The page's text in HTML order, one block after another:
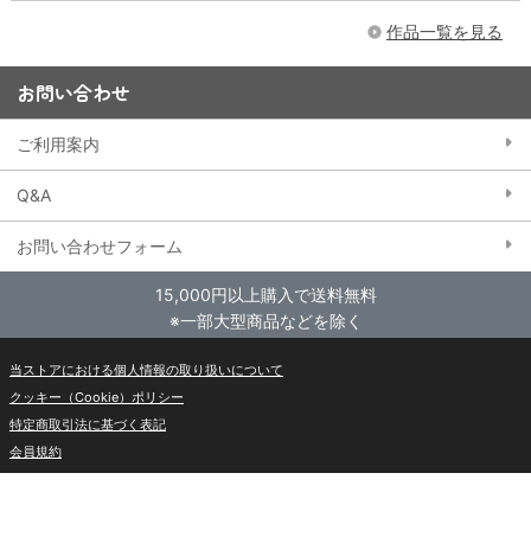
作品一覧を見る
お問い合わせ
ご利用案内
Q&A
お問い合わせフォーム
15,000円以上購入で送料無料
※一部大型商品などを除く
当ストアにおける個人情報の取り扱いについて
クッキー（Cookie）ポリシー
特定商取引法に基づく表記
会員規約